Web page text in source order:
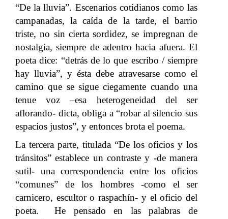
“De la lluvia”. Escenarios cotidianos como las
campanadas, la caída de la tarde, el barrio
triste, no sin cierta sordidez, se impregnan de
nostalgia, siempre de adentro hacia afuera. El
poeta dice: “detrás de lo que escribo / siempre
hay lluvia”, y ésta debe atravesarse como el
camino que se sigue ciegamente cuando una
tenue voz –esa heterogeneidad del ser
aflorando- dicta, obliga a “robar al silencio sus
espacios justos”, y entonces brota el poema.
La tercera parte, titulada “De los oficios y los
tránsitos” establece un contraste y -de manera
sutil- una correspondencia entre los oficios
“comunes” de los hombres -como el ser
carnicero, escultor o raspachín- y el oficio del
poeta. He pensado en las palabras de